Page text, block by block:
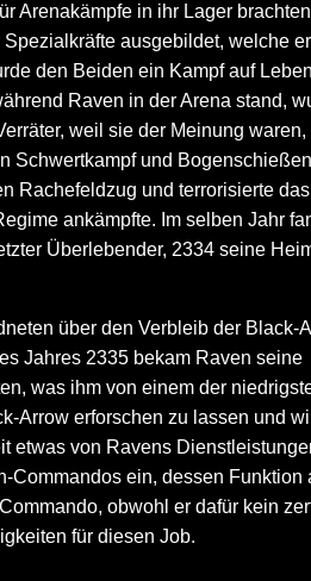
Arenakämpfe in ihr Lager
ausgebildet, welche er
den Beiden ein Kampf auf
Raven in der Arena stand,
weil sie der Meinung waren,
Schwertkampf und Bogenschießen
Rachefeldzug und terrorisierte
ankämpfte. Im selben Jahr
Überlebender, 2334 seine
über den Verbleib der Black-
Jahres 2335 bekam Raven seine
was ihm von einem der
Arrow erforschen zu lassen und
etwas von Ravens
Commandos ein, dessen Funktion
obwohl er dafür kein
für diesen Job.